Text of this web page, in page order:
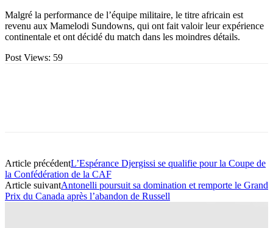
Malgré la performance de l’équipe militaire, le titre africain est
revenu aux Mamelodi Sundowns, qui ont fait valoir leur expérience
continentale et ont décidé du match dans les moindres détails.
Post Views: 59
Article précédentL’Espérance Djergissi se qualifie pour la Coupe de
la Confédération de la CAF
Article suivantAntonelli poursuit sa domination et remporte le Grand
Prix du Canada après l’abandon de Russell